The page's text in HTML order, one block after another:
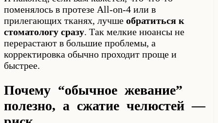
поменялось в протезе All-on-4 или в
прилегающих тканях, лучше обратиться к
стоматологу сразу. Так мелкие нюансы не
перерастают в большие проблемы, а
корректировка обычно проходит проще и
быстрее.
Почему “обычное жевание”
полезно, а сжатие челюстей —